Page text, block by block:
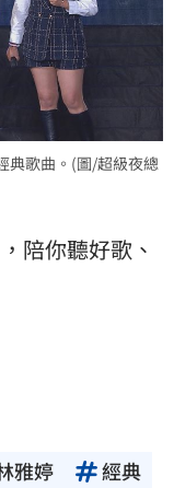
典歌曲。(圖/超級夜總
陪你聽好歌、
雅婷 經典